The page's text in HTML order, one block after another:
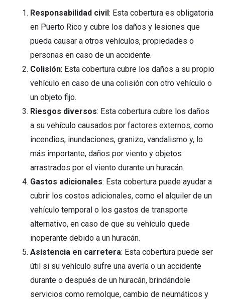
Responsabilidad civil : Esta cobertura es obligatoria
en Puerto Rico y cubre los daños y lesiones que
pueda causar a otros vehículos, propiedades o
personas en caso de un accidente.
Colisión: Esta cobertura cubre los daños a su propio
vehículo en caso de una colisión con otro vehículo o
un objeto fijo.
Riesgos diversos: Esta cobertura cubre los daños
a su vehículo causados por factores externos, como
incendios, inundaciones, granizo, vandalismo y, lo
más importante, daños por viento y objetos
arrastrados por el viento durante un huracán.
Gastos adicionales: Esta cobertura puede ayudar a
cubrir los costos adicionales, como el alquiler de un
vehículo temporal o los gastos de transporte
alternativo, en caso de que su vehículo quede
inoperante debido a un huracán.
Asistencia en carretera: Esta cobertura puede ser
útil si su vehículo sufre una avería o un accidente
durante o después de un huracán, brindándole
servicios como remolque, cambio de neumáticos y